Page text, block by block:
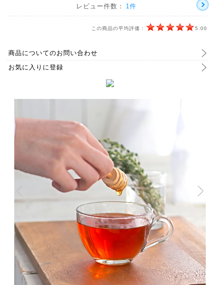
レビュー件数： 1件
この商品の平均評価： 5.00
商品についてのお問い合わせ
お気に入りに登録